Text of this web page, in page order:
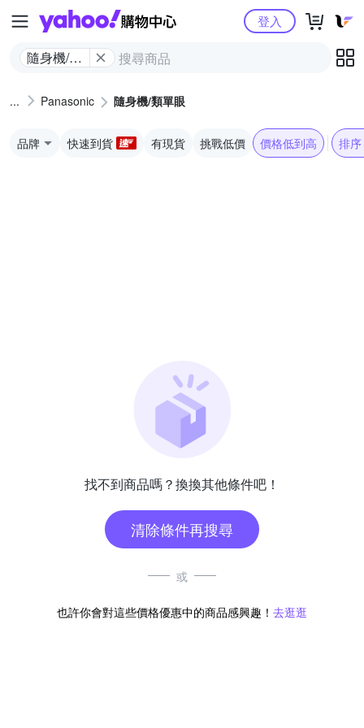
Yahoo購物中心
隨身機/類
登入
Panasonic 隨身機/類單眼
品牌 快速到貨 有現貨 挑戰低價 價格低到高 排序
找不到商品嗎？換換其他條件吧！
清除條件再搜尋
或
也許你會對這些價格優惠中的商品感興趣！ 去逛逛